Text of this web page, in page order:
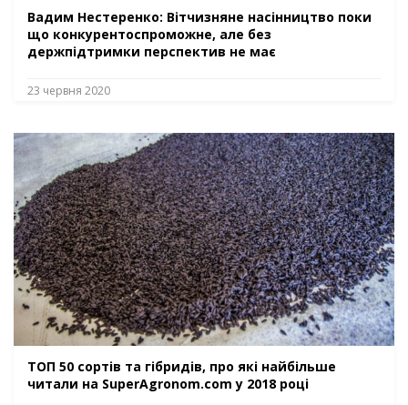
Вадим Нестеренко: Вітчизняне насінництво поки
що конкурентоспроможне, але без
держпідтримки перспектив не має
23 червня 2020
ТОП 50 сортів та гібридів, про які найбільше
читали на SuperAgronom.com у 2018 році